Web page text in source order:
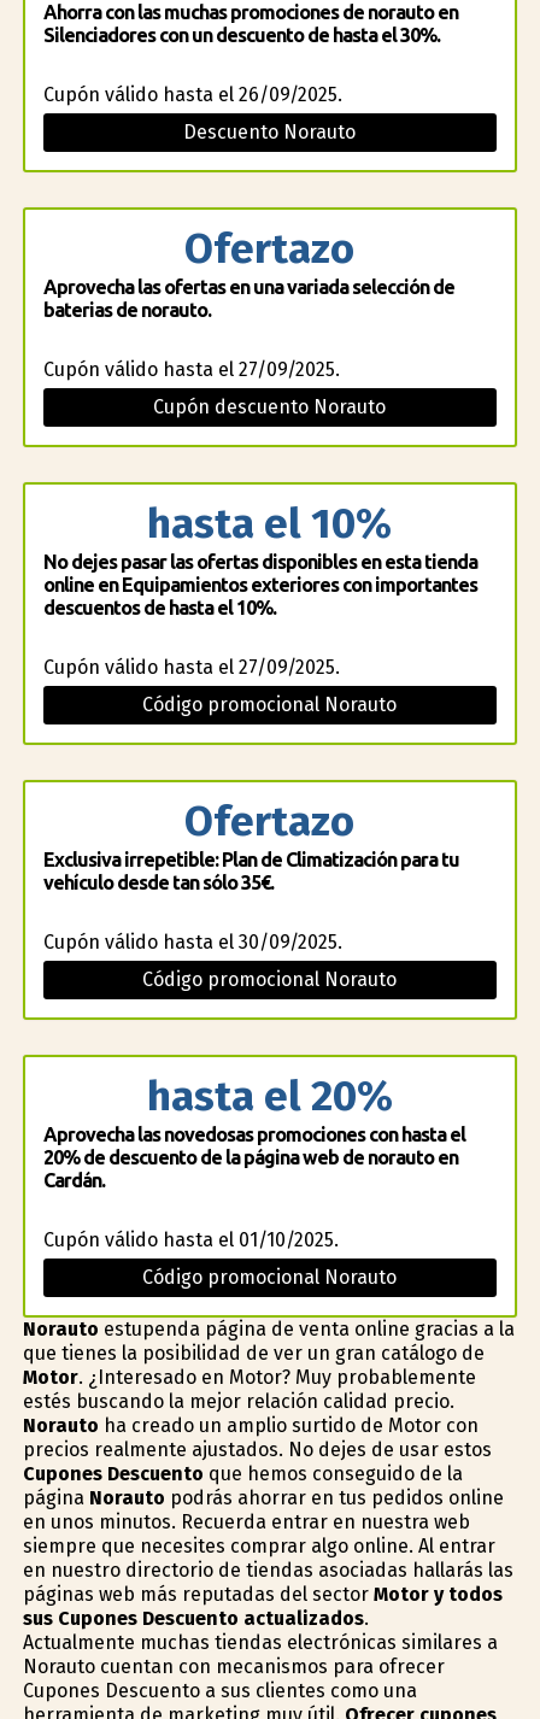
Ahorra con las muchas promociones de norauto en
Silenciadores con un descuento de hasta el 30%.
Cupón válido hasta el 26/09/2025.
Descuento Norauto
Ofertazo
Aprovecha las ofertas en una variada selección de
baterias de norauto.
Cupón válido hasta el 27/09/2025.
Cupón descuento Norauto
hasta el 10%
No dejes pasar las ofertas disponibles en esta tienda
online en Equipamientos exteriores con importantes
descuentos de hasta el 10%.
Cupón válido hasta el 27/09/2025.
Código promocional Norauto
Ofertazo
Exclusiva irrepetible: Plan de Climatización para tu
vehículo desde tan sólo 35€.
Cupón válido hasta el 30/09/2025.
Código promocional Norauto
hasta el 20%
Aprovecha las novedosas promociones con hasta el
20% de descuento de la página web de norauto en
Cardán.
Cupón válido hasta el 01/10/2025.
Código promocional Norauto
Norauto estupenda página de venta online gracias a la
que tienes la posibilidad de ver un gran catálogo de
Motor. ¿Interesado en Motor? Muy probablemente
estés buscando la mejor relación calidad precio.
Norauto ha creado un amplio surtido de Motor con
precios realmente ajustados. No dejes de usar estos
Cupones Descuento que hemos conseguido de la
página Norauto podrás ahorrar en tus pedidos online
en unos minutos. Recuerda entrar en nuestra web
siempre que necesites comprar algo online. Al entrar
en nuestro directorio de tiendas asociadas hallarás las
páginas web más reputadas del sector Motor y todos
sus Cupones Descuento actualizados.
Actualmente muchas tiendas electrónicas similares a
Norauto cuentan con mecanismos para ofrecer
Cupones Descuento a sus clientes como una